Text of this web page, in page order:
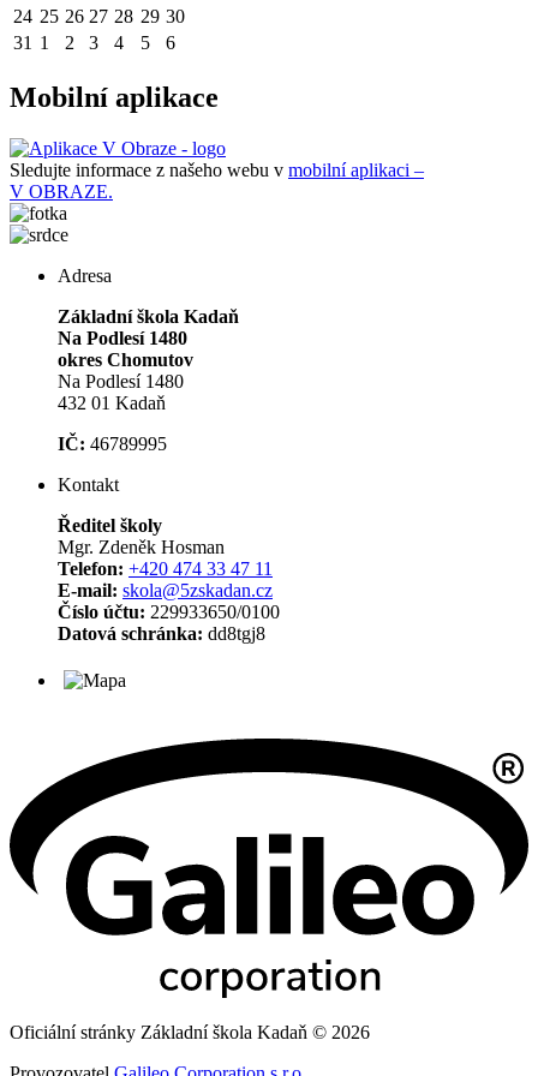
24 25 26 27 28 29 30
31 1 2 3 4 5 6
Mobilní aplikace
Sledujte informace z našeho webu v mobilní aplikaci –
V OBRAZE.
Adresa
Základní škola Kadaň
Na Podlesí 1480
okres Chomutov
Na Podlesí 1480
432 01 Kadaň
IČ: 46789995
Kontakt
Ředitel školy
Mgr. Zdeněk Hosman
Telefon: +420 474 33 47 11
E-mail: skola@5zskadan.cz
Číslo účtu: 229933650/0100
Datová schránka: dd8tgj8
Oficiální stránky Základní škola Kadaň © 2026